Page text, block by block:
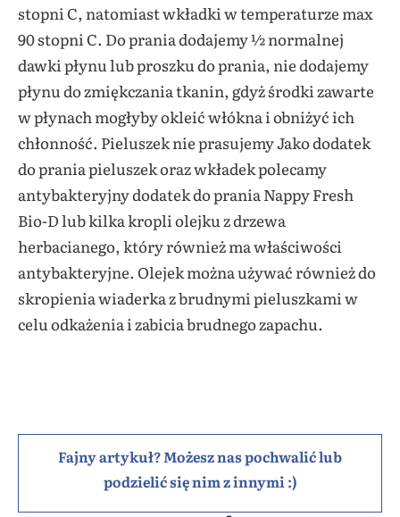
stopni C, natomiast wkładki w temperaturze max
90 stopni C. Do prania dodajemy ½ normalnej
dawki płynu lub proszku do prania, nie dodajemy
płynu do zmiękczania tkanin, gdyż środki zawarte
w płynach mogłyby okleić włókna i obniżyć ich
chłonność. Pieluszek nie prasujemy Jako dodatek
do prania pieluszek oraz wkładek polecamy
antybakteryjny dodatek do prania Nappy Fresh
Bio-D lub kilka kropli olejku z drzewa
herbacianego, który również ma właściwości
antybakteryjne. Olejek można używać również do
skropienia wiaderka z brudnymi pieluszkami w
celu odkażenia i zabicia brudnego zapachu.
Fajny artykuł? Możesz nas pochwalić lub
podzielić się nim z innymi :)